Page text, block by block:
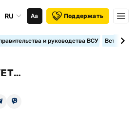
RU Аа Поддержать
и руководства ВСУ